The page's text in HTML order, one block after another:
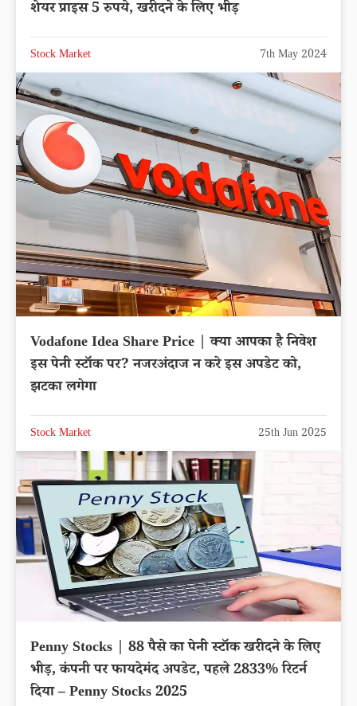
शेयर प्राइस 5 रुपये, खरीदने के लिए भीड़
Stock Market 7th May 2024
Vodafone Idea Share Price | क्या आपका है निवेश
इस पेनी स्टॉक पर? नजरअंदाज न करे इस अपडेट को,
झटका लगेगा
Stock Market 25th Jun 2025
Penny Stocks | 88 पैसे का पेनी स्टॉक खरीदने के लिए
भीड़, कंपनी पर फायदेमंद अपडेट, पहले 2833% रिटर्न
दिया – Penny Stocks 2025